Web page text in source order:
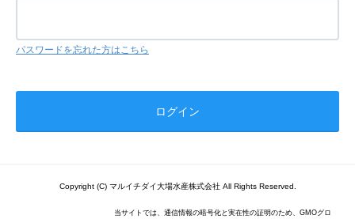
パスワードを忘れた方はこちら
Copyright (C) マルイチダイ大場水産株式会社 All Rights Reserved.
当サイトでは、通信情報の暗号化と実在性の証明のため、GMOグロ